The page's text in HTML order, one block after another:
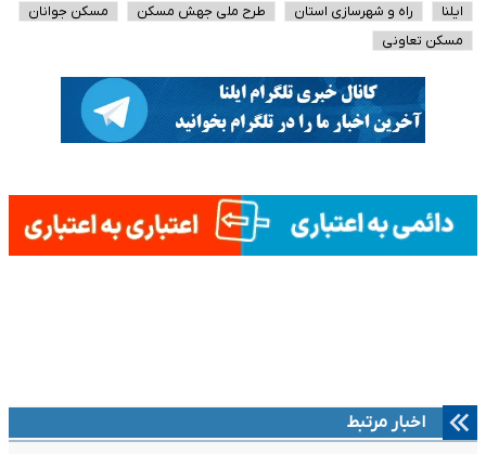
ایلنا راه و شهرسازی استان طرح ملی جهش مسکن
مسکن جوانان
مسکن تعاونی
اخبار مرتبط